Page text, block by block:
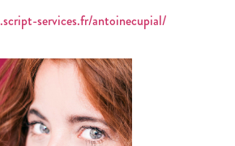
services.fr/antoinecupial/